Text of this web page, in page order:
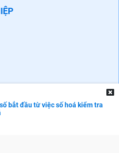
bắt đầu từ việc số hoá kiểm tra